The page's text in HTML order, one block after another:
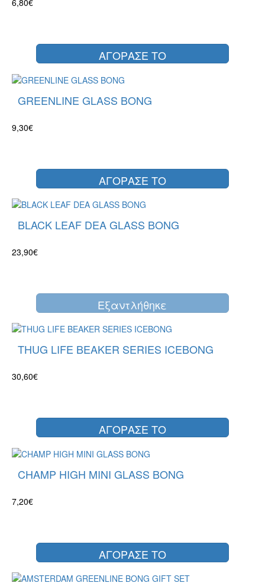
6,80€
ΑΓΟΡΑΣΕ ΤΟ
GREENLINE GLASS BONG
9,30€
ΑΓΟΡΑΣΕ ΤΟ
BLACK LEAF DEA GLASS BONG
23,90€
Eξαντλήθηκε
THUG LIFE BEAKER SERIES ICEBONG
30,60€
ΑΓΟΡΑΣΕ ΤΟ
CHAMP HIGH MINI GLASS BONG
7,20€
ΑΓΟΡΑΣΕ ΤΟ